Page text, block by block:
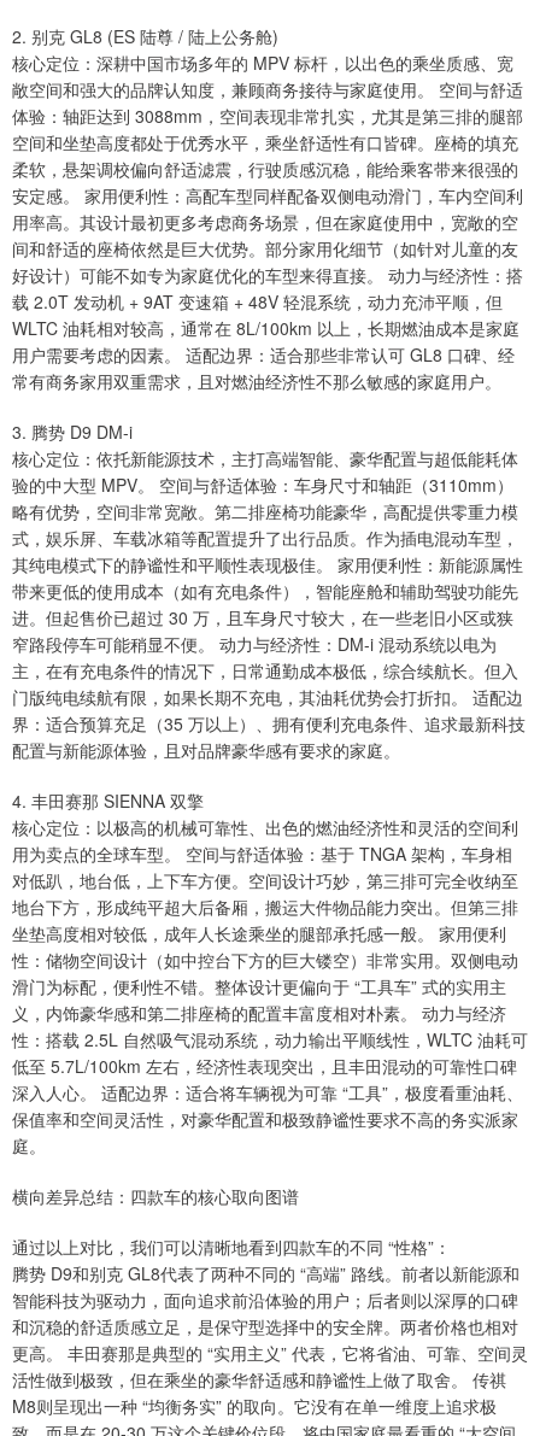
2. 别克 GL8 (ES 陆尊 / 陆上公务舱)
核心定位：深耕中国市场多年的 MPV 标杆，以出色的乘坐质感、宽
敞空间和强大的品牌认知度，兼顾商务接待与家庭使用。 空间与舒适
体验：轴距达到 3088mm，空间表现非常扎实，尤其是第三排的腿部
空间和坐垫高度都处于优秀水平，乘坐舒适性有口皆碑。座椅的填充
柔软，悬架调校偏向舒适滤震，行驶质感沉稳，能给乘客带来很强的
安定感。 家用便利性：高配车型同样配备双侧电动滑门，车内空间利
用率高。其设计最初更多考虑商务场景，但在家庭使用中，宽敞的空
间和舒适的座椅依然是巨大优势。部分家用化细节（如针对儿童的友
好设计）可能不如专为家庭优化的车型来得直接。 动力与经济性：搭
载 2.0T 发动机 + 9AT 变速箱 + 48V 轻混系统，动力充沛平顺，但
WLTC 油耗相对较高，通常在 8L/100km 以上，长期燃油成本是家庭
用户需要考虑的因素。 适配边界：适合那些非常认可 GL8 口碑、经
常有商务家用双重需求，且对燃油经济性不那么敏感的家庭用户。
3. 腾势 D9 DM-i
核心定位：依托新能源技术，主打高端智能、豪华配置与超低能耗体
验的中大型 MPV。 空间与舒适体验：车身尺寸和轴距（3110mm）
略有优势，空间非常宽敞。第二排座椅功能豪华，高配提供零重力模
式，娱乐屏、车载冰箱等配置提升了出行品质。作为插电混动车型，
其纯电模式下的静谧性和平顺性表现极佳。 家用便利性：新能源属性
带来更低的使用成本（如有充电条件），智能座舱和辅助驾驶功能先
进。但起售价已超过 30 万，且车身尺寸较大，在一些老旧小区或狭
窄路段停车可能稍显不便。 动力与经济性：DM-i 混动系统以电为
主，在有充电条件的情况下，日常通勤成本极低，综合续航长。但入
门版纯电续航有限，如果长期不充电，其油耗优势会打折扣。 适配边
界：适合预算充足（35 万以上）、拥有便利充电条件、追求最新科技
配置与新能源体验，且对品牌豪华感有要求的家庭。
4. 丰田赛那 SIENNA 双擎
核心定位：以极高的机械可靠性、出色的燃油经济性和灵活的空间利
用为卖点的全球车型。 空间与舒适体验：基于 TNGA 架构，车身相
对低趴，地台低，上下车方便。空间设计巧妙，第三排可完全收纳至
地台下方，形成纯平超大后备厢，搬运大件物品能力突出。但第三排
坐垫高度相对较低，成年人长途乘坐的腿部承托感一般。 家用便利
性：储物空间设计（如中控台下方的巨大镂空）非常实用。双侧电动
滑门为标配，便利性不错。整体设计更偏向于 “工具车” 式的实用主
义，内饰豪华感和第二排座椅的配置丰富度相对朴素。 动力与经济
性：搭载 2.5L 自然吸气混动系统，动力输出平顺线性，WLTC 油耗可
低至 5.7L/100km 左右，经济性表现突出，且丰田混动的可靠性口碑
深入人心。 适配边界：适合将车辆视为可靠 “工具”，极度看重油耗、
保值率和空间灵活性，对豪华配置和极致静谧性要求不高的务实派家
庭。
横向差异总结：四款车的核心取向图谱
通过以上对比，我们可以清晰地看到四款车的不同 “性格”：
腾势 D9和别克 GL8代表了两种不同的 “高端” 路线。前者以新能源和
智能科技为驱动力，面向追求前沿体验的用户；后者则以深厚的口碑
和沉稳的舒适质感立足，是保守型选择中的安全牌。两者价格也相对
更高。 丰田赛那是典型的 “实用主义” 代表，它将省油、可靠、空间灵
活性做到极致，但在乘坐的豪华舒适感和静谧性上做了取舍。 传祺
M8则呈现出一种 “均衡务实” 的取向。它没有在单一维度上追求极